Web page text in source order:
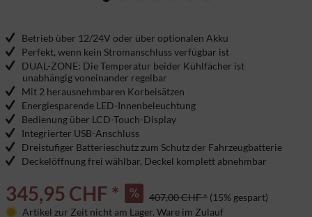
Betrieb über 12/24V oder über optionalen Akku
Perfekt, wenn kein Stromanschluss verfügbar ist
DUAL-ZONE: Die Temperatur beider Kühlfächer ist
unabhängig voneinander regelbar
Mit 2 herausnehmbaren Korbeisätzen
Energiesparende LED-Innenbeleuchtung
Bedienung über LCD-Touch-Display
Integrierter USB-Anschluss
Dreistufiger Batterieschutz zum Schutz der Fahrzeugbatterie
Deckelöffnung frei wählbar, Deckel komplett abnehmbar
345,95 CHF * 407,00 CHF * (15% gespart)
Artikel zur Zeit nicht am Lager. Ware im Zulauf